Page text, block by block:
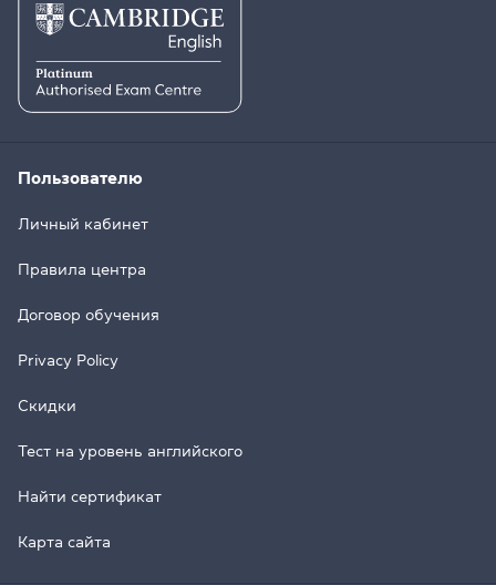
Пользователю
Личный кабинет
Правила центра
Договор обучения
Privacy Policy
Скидки
Тест на уровень английского
Найти сертификат
Карта сайта